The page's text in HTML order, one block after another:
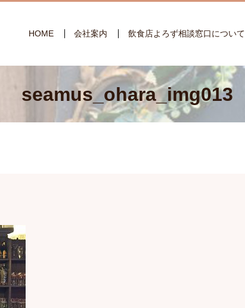
HOME 会社案内 飲食店よろず相談窓口について
seamus_ohara_img013